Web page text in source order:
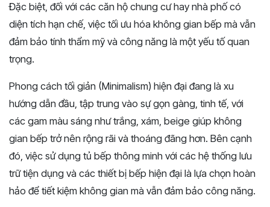
Đặc biệt, đối với các căn hộ chung cư hay nhà phố có
diện tích hạn chế, việc tối ưu hóa không gian bếp mà vẫn
đảm bảo tính thẩm mỹ và công năng là một yếu tố quan
trọng.
Phong cách tối giản (Minimalism) hiện đại đang là xu
hướng dẫn đầu, tập trung vào sự gọn gàng, tinh tế, với
các gam màu sáng như trắng, xám, beige giúp không
gian bếp trở nên rộng rãi và thoáng đãng hơn. Bên cạnh
đó, việc sử dụng tủ bếp thông minh với các hệ thống lưu
trữ tiện dụng và các thiết bị bếp hiện đại là lựa chọn hoàn
hảo để tiết kiệm không gian mà vẫn đảm bảo công năng.